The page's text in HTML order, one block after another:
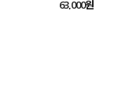
63,000원